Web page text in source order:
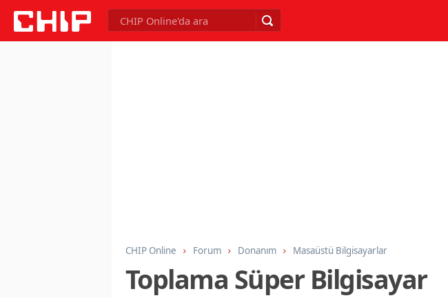
CHIP Online Forum Donanım Masaüstü Bilgisayarlar
Toplama Süper Bilgisayar